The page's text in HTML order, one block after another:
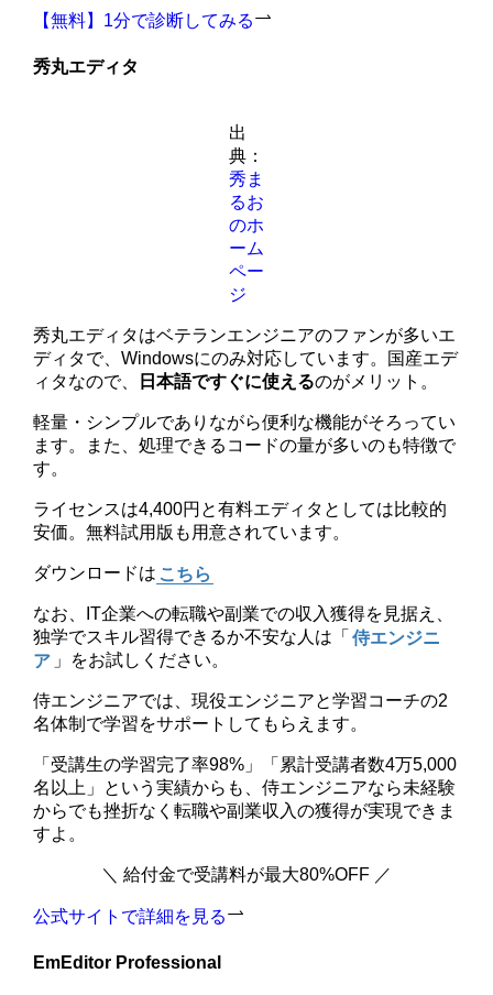
【無料】1分で診断してみる
秀丸エディタ
出
典：
秀ま
るお
のホ
ーム
ペー
ジ
秀丸エディタはベテランエンジニアのファンが多いエ
ディタで、Windowsにのみ対応しています。国産エデ
ィタなので、
日本語ですぐに使えるのがメリット。
軽量・シンプルでありながら便利な機能がそろってい
ます。また、処理できるコードの量が多いのも特徴で
す。
ライセンスは4,400円と有料エディタとしては比較的
安価。無料試用版も用意されています。
ダウンロードは こちら
なお、IT企業への転職や副業での収入獲得を見据え、
独学でスキル習得できるか不安な人は「 侍エンジニ
ア 」をお試しください。
侍エンジニアでは、現役エンジニアと学習コーチの2
名体制で学習をサポートしてもらえます。
「受講生の学習完了率98%」「累計受講者数4万5,000
名以上」という実績からも、侍エンジニアなら未経験
からでも挫折なく転職や副業収入の獲得が実現できま
すよ。
＼ 給付金で受講料が最大80%OFF ／
公式サイトで詳細を見る
EmEditor Professional